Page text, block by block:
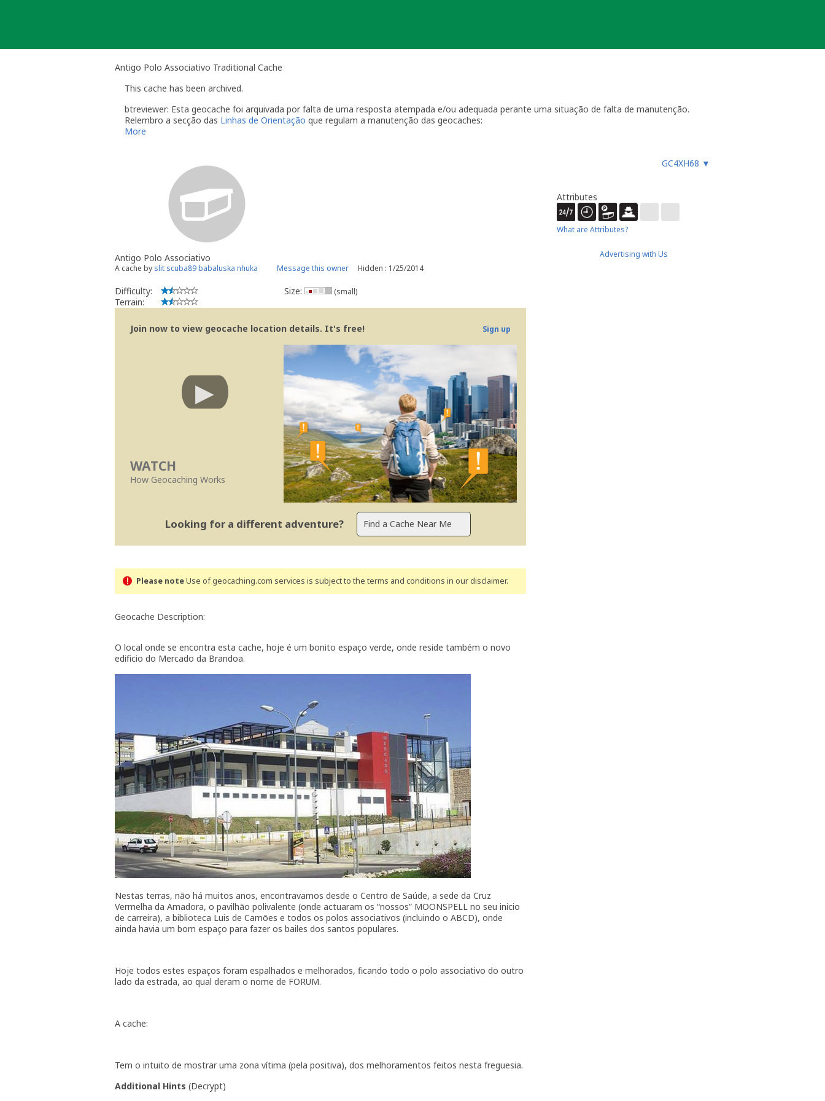
Antigo Polo Associativo Traditional Cache
This cache has been archived.
btreviewer: Esta geocache foi arquivada por falta de uma resposta atempada e/ou adequada perante uma situação de falta de manutenção.
Relembro a secção das Linhas de Orientação que regulam a manutenção das geocaches:
quando alguém reporta um problema com a geocache (desaparecimento, estrago, humidade/infiltrações, etc.), ou faz um registo
"Precisa de Manutenção". Desactive temporariamente a sua geocache para que os outros saibam que não devem procurar a
geocache até que tenha resolvido o problema. É-lhe concedido um período razoável de tempo -
do qual deverá verificar o estado da sua geocache. Se a geocache não estiver a receber a manutenção necessária ou estiver
temporariamente desactivada por um longo período de tempo, poderemos arquivar a página da geocache.
Se no local existe algum recipiente por favor recolha-o a fim de evitar que se torne lixo (geolitter).
Uma vez que se trata de um caso de falta de manutenção a sua geocache não poderá ser desarquivada. Caso submeta uma nova será tido em
conta este arquivamento por falta de manutenção.
btreviewer
Work with the reviewer, not against him
More
GC4XH68 ▼
Antigo Polo Associativo
A cache by slit scuba89 babaluska nhuka Message this owner Hidden : 1/25/2014
Difficulty:
Terrain:
Size: (small)
Join now to view geocache location details. It's free! Sign up
WATCH
How Geocaching Works
Looking for a different adventure?
Please noteUse of geocaching.com services is subject to the terms and conditions in our disclaimer.
Geocache Description:
O local onde se encontra esta cache, hoje é um bonito espaço verde, onde reside também o novo
edificio do Mercado da Brandoa.
Nestas terras, não há muitos anos, encontravamos desde o Centro de Saúde, a sede da Cruz
Vermelha da Amadora, o pavilhão polivalente (onde actuaram os “nossos” MOONSPELL no seu inicio
de carreira), a biblioteca Luis de Camões e todos os polos associativos (incluindo o ABCD), onde
ainda havia um bom espaço para fazer os bailes dos santos populares.
Hoje todos estes espaços foram espalhados e melhorados, ficando todo o polo associativo do outro
lado da estrada, ao qual deram o nome de FORUM.
A cache:
Tem o intuito de mostrar uma zona vítima (pela positiva), dos melhoramentos feitos nesta freguesia.
Additional Hints (Decrypt)
Attributes
What are Attributes?
Advertising with Us